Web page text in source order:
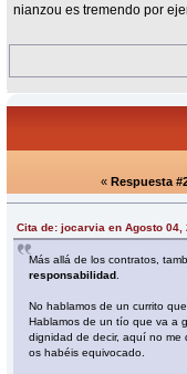
nianzou es tremendo por
« Respuesta
Cita de: jocarvia en Agosto 04,
Más allá de los contratos,
responsabilidad
No hablamos de un currito
Hablamos de un tío que va a
dignidad de decir, aquí no me
os habéis equivocado.